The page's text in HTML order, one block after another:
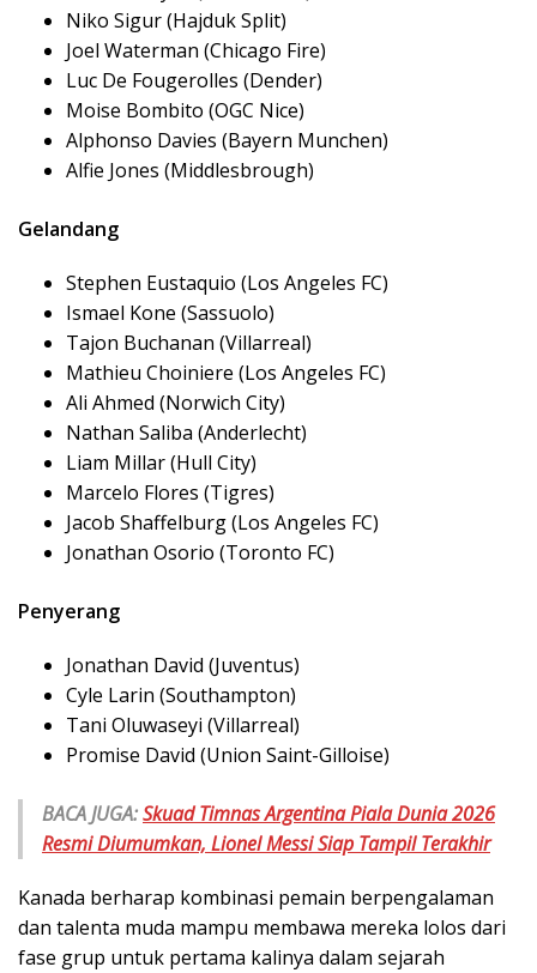
Niko Sigur (Hajduk Split)
Joel Waterman (Chicago Fire)
Luc De Fougerolles (Dender)
Moise Bombito (OGC Nice)
Alphonso Davies (Bayern Munchen)
Alfie Jones (Middlesbrough)
Gelandang
Stephen Eustaquio (Los Angeles FC)
Ismael Kone (Sassuolo)
Tajon Buchanan (Villarreal)
Mathieu Choiniere (Los Angeles FC)
Ali Ahmed (Norwich City)
Nathan Saliba (Anderlecht)
Liam Millar (Hull City)
Marcelo Flores (Tigres)
Jacob Shaffelburg (Los Angeles FC)
Jonathan Osorio (Toronto FC)
Penyerang
Jonathan David (Juventus)
Cyle Larin (Southampton)
Tani Oluwaseyi (Villarreal)
Promise David (Union Saint-Gilloise)
BACA JUGA:Skuad Timnas Argentina Piala Dunia 2026
Resmi Diumumkan, Lionel Messi Siap Tampil Terakhir
Kanada berharap kombinasi pemain berpengalaman
dan talenta muda mampu membawa mereka lolos dari
fase grup untuk pertama kalinya dalam sejarah